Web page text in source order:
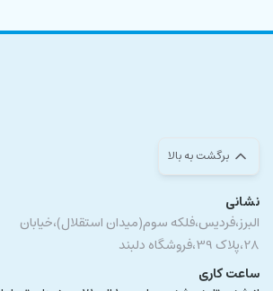
برگشت به بالا
نشانی
البرز،فردیس،فلکه سوم(میدان استقلال)،خیابان
28،پلاک 39،فروشگاه دلبند
ساعت کاری